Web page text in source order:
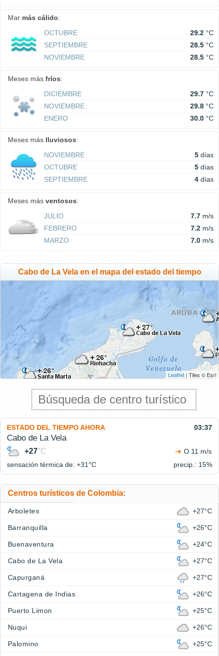
Mar más cálido:
OCTUBRE
29.2 °C
SEPTIEMBRE
28.5 °C
NOVIEMBRE
28.5 °C
Meses más fríos:
DICIEMBRE
29.7 °C
NOVIEMBRE
29.8 °C
ENERO
30.0 °C
Meses más lluviosos:
NOVIEMBRE
5 días
OCTUBRE
5 días
SEPTIEMBRE
4 días
Meses más ventosos:
JULIO
7.7 m/s
FEBRERO
7.2 m/s
MARZO
7.0 m/s
Cabo de La Vela en el mapa del estado del tiempo
Leaflet | Tiles © Esri
ESTADO DEL TIEMPO AHORA 03:37
Cabo de La Vela
+27°C
O 11 m/s
sensación térmica de: +31°C precip.: 15%
Centros turísticos de Colombia:
Arboletes +27°C
Barranquilla +26°C
Buenaventura +24°C
Cabo de La Vela +27°C
Capurganá +27°C
Cartagena de Indias +26°C
Puerto Limon +25°C
Nuqui +26°C
Palomino +25°C